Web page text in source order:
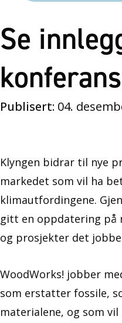
Se
Publisert: 04.
Klyngen bidrar til nye
markedet som vil ha
klimautfordingene.
gitt en oppdatering på
og prosjekter det
WoodWorks! jobber
som erstatter fossile,
materialene, og som